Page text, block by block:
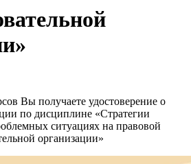
Вы получаете удостоверение о
по дисциплине «Стратегии
ситуациях на правовой
организации»